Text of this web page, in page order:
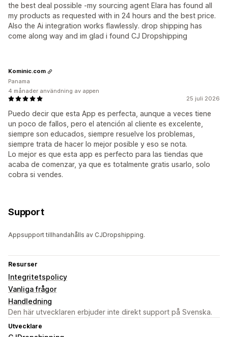
the best deal possible -my sourcing agent Elara has found all
my products as requested with in 24 hours and the best price.
Also the Ai integration works flawlessly. drop shipping has
come along way and im glad i found CJ Dropshipping
25 juli 2026
Puedo decir que esta App es perfecta, aunque a veces tiene
un poco de fallos, pero el atención al cliente es excelente,
siempre son educados, siempre resuelve los problemas,
siempre trata de hacer lo mejor posible y eso se nota.
Lo mejor es que esta app es perfecto para las tiendas que
acaba de comenzar, ya que es totalmente gratis usarlo, solo
cobra si vendes.
Kominic.com
Panama
4 månader användning av appen
Support
Appsupport tillhandahålls av CJDropshipping.
Resurser
Integritetspolicy
Vanliga frågor
Handledning
Den här utvecklaren erbjuder inte direkt support på Svenska.
Utvecklare